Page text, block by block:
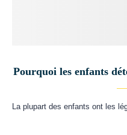
Pourquoi les enfants
La plupart des enfants ont les